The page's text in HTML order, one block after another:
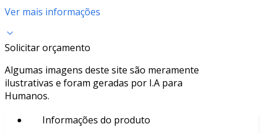
Ver mais informações
Solicitar orçamento
Algumas imagens deste site são meramente
ilustrativas e foram geradas por I.A para
Humanos.
Informações do produto